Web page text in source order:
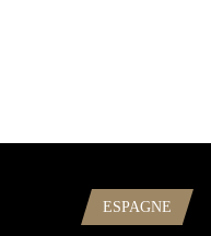
ESPAGNE